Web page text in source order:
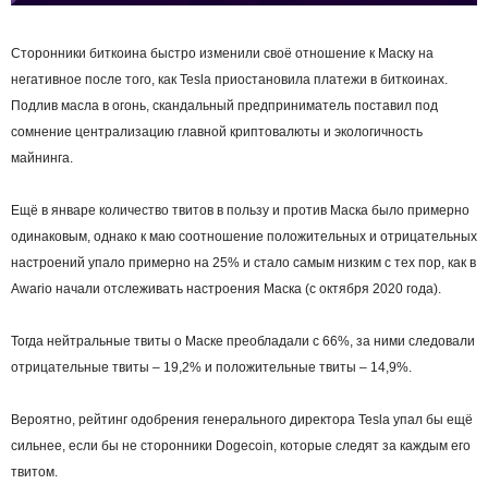
Сторонники биткоина быстро изменили своё отношение к Маску на
негативное после того, как Tesla приостановила платежи в биткоинах.
Подлив масла в огонь, скандальный предприниматель поставил под
сомнение централизацию главной криптовалюты и экологичность
майнинга.
Ещё в январе количество твитов в пользу и против Маска было примерно
одинаковым, однако к маю соотношение положительных и отрицательных
настроений упало примерно на 25% и стало самым низким с тех пор, как в
Awario начали отслеживать настроения Маска (с октября 2020 года).
Тогда нейтральные твиты о Маске преобладали с 66%, за ними следовали
отрицательные твиты – 19,2% и положительные твиты – 14,9%.
Вероятно, рейтинг одобрения генерального директора Tesla упал бы ещё
сильнее, если бы не сторонники Dogecoin, которые следят за каждым его
твитом.